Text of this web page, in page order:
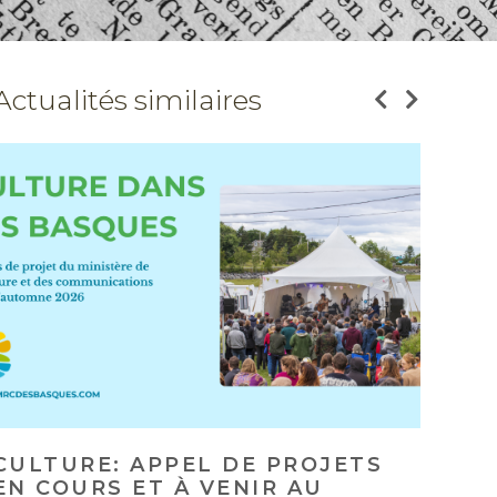
similaires
DE CANDIDATURES POUR
CONSEIL RÉGIONAL DU